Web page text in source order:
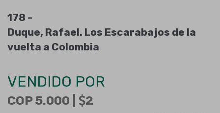
178 -
Duque, Rafael. Los Escarabajos de la
vuelta a Colombia
VENDIDO POR
COP 5.000 | 2